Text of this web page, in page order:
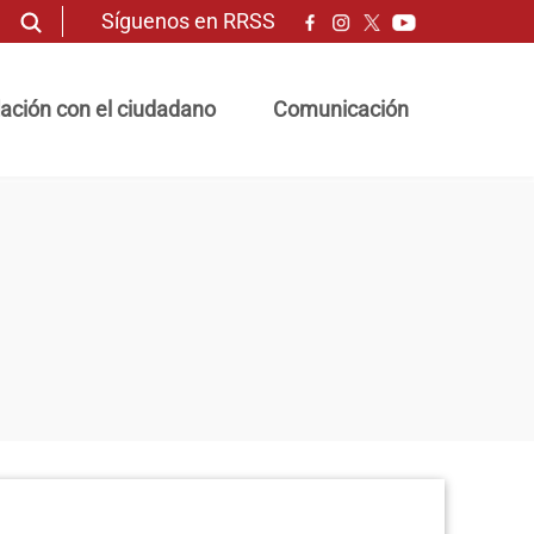
Síguenos en RRSS
con el ciudadano Comunicación